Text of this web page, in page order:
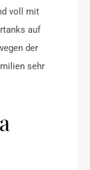
voll mit
auf
der
sehr